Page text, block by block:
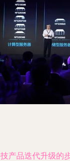
产品迭代升级的